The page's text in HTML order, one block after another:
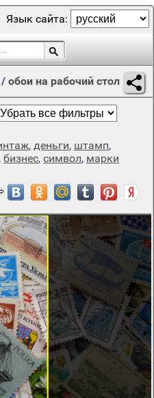
Язык сайта:
/ обои на рабочий стол
, деньги, штамп,
, бизнес, символ, марки